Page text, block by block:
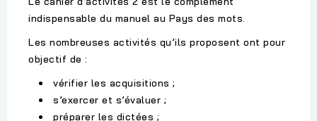
indispensable du manuel au Pays des mots.
Les nombreuses activités qu’ils proposent ont pour
objectif de :
vérifier les acquisitions ;
s’exercer et s’évaluer ;
préparer les dictées ;